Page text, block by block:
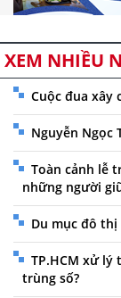
XEM NHIỀU
Cuộc đua xây
Nguyễn Ngọc
Toàn cảnh lễ
những người
Du mục đô
TP.HCM xử lý
trùng số?